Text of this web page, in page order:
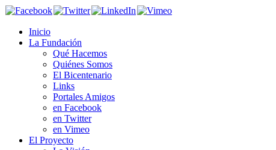
Inicio
La Fundación
Qué Hacemos
Quiénes Somos
El Bicentenario
Links
Portales Amigos
en Facebook
en Twitter
en Vimeo
El Proyecto